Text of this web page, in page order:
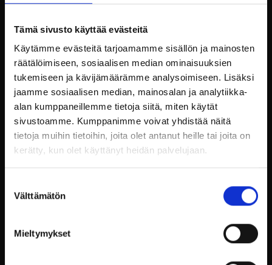
Tämä sivusto käyttää evästeitä
Käytämme evästeitä tarjoamamme sisällön ja mainosten
räätälöimiseen, sosiaalisen median ominaisuuksien
tukemiseen ja kävijämäärämme analysoimiseen. Lisäksi
jaamme sosiaalisen median, mainosalan ja analytiikka-
alan kumppaneillemme tietoja siitä, miten käytät
sivustoamme. Kumppanimme voivat yhdistää näitä
tietoja muihin tietoihin, joita olet antanut heille tai joita on
kerätty, kun olet käyttänyt heidän palvelujaan.
valinta
Välttämätön
Mieltymykset
Majoitus- ja ravintolapalvelut
Billnäsin ruukin hotelli ja ravintola ovat
tunnettuja erinomaisesta palvelustaan ja
yksilöllisestä otteestaan. Jokainen vieras saa
kokea henkilökohtaista huolenpitoa ja nauttia
laadukkaista majoitus- ja ravintolapalveluista.
Hotellin huoneet ja huoneistoton sisustettu
huolella, kunnioittaen alueen rikasta historiaa,
tarpeita. Täällä voit herätä lintujen lauluun ja
tarinaa.